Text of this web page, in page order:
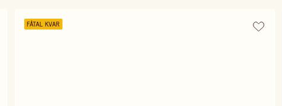
FÅTAL KVAR